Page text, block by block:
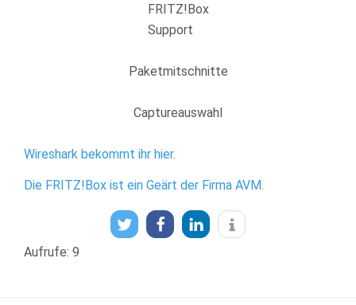
FRITZ!Box
Support
Paketmitschnitte
Captureauswahl
Wireshark bekommt ihr hier.
Die FRITZ!Box ist ein Geärt der Firma AVM.
Aufrufe: 9